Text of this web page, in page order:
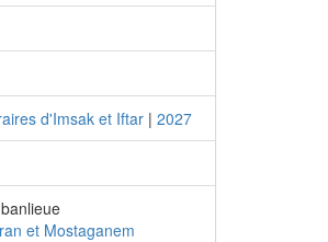
d'Imsak et Iftar | 2027
et Mostaganem